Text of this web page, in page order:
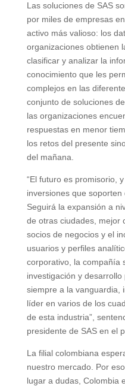
Las soluciones de SAS
por miles de empresas
activo más valioso: los
organizaciones obtienen
clasificar y analizar la
conocimiento que les
complejos en las
conjunto de soluciones
las organizaciones
respuestas en menor
los retos del presente
del mañana.
“El futuro es promisorio,
inversiones que soporten
Seguirá la expansión a
de otras ciudades, mejor
socios de negocios y el
usuarios y perfiles
corporativo, la compañía
investigación y
siempre a la vanguardia,
líder en varios de los
de esta industria”,
presidente de SAS en el
La filial colombiana
nuestro mercado. Por
lugar a dudas, Colombia